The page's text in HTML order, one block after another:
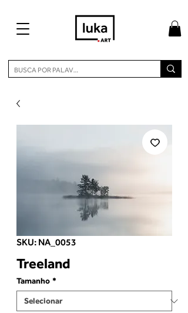
SKU: NA_0053
Treeland
Tamanho *